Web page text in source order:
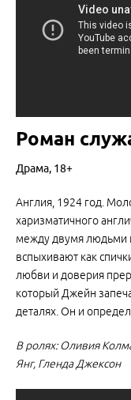
Роман
Драма, 18+
Англия, 1924 год.
харизматичного
между двумя людьми
вспыхивают как
любви и доверия
который Джейн
деталях. Он и
В ролях: Оливия
Янг, Гленда Джексон